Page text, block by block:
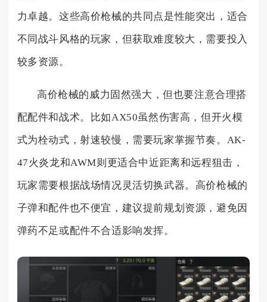
力卓越。这些高价枪械的共同点是性能突出，适合
不同战斗风格的玩家，但获取难度较大，需要投入
较多资源。
高价枪械的威力固然强大，但也要注意合理搭
配配件和战术。比如AX50虽然伤害高，但开火模
式为栓动式，射速较慢，需要玩家掌握节奏。AK-
47火炎龙和AWM则更适合中近距离和远程狙击，
玩家需要根据战场情况灵活切换武器。高价枪械的
子弹和配件也不便宜，建议提前规划资源，避免因
弹药不足或配件不合适影响发挥。